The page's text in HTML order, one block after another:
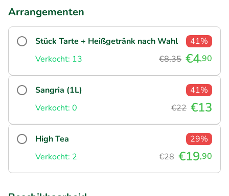
Arrangementen
Stück Tarte + Heißgetränk nach Wahl
41%
Verkocht: 13
€8,35 €4,90
Sangria (1L)
41%
Verkocht: 0
€22 €13
High Tea
29%
Verkocht: 2
€28 €19,90